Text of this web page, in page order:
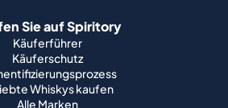
Sie auf Spiritory
Käuferführer
Käuferschutz
Whiskys kaufen
Alle Marken